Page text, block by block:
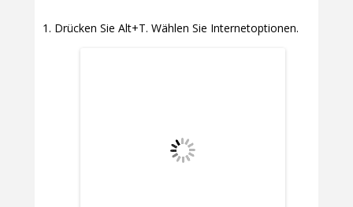
Drücken Sie Alt+T. Wählen Sie Internetoptionen.